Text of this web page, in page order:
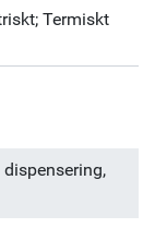
Termiskt